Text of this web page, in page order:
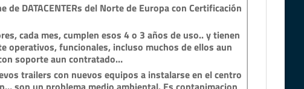
de DATACENTERs del Norte de Europa con Certificación
cada mes, cumplen esos 4 o 3 años de uso.. y tienen
operativos, funcionales, incluso muchos de ellos aun
soporte aun contratado…
trailers con nuevos equipos a instalarse en el centro